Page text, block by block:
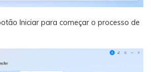
Iniciar para começar o processo de